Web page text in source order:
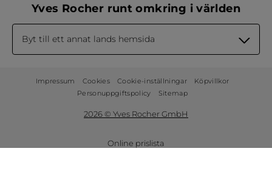
Yves Rocher runt omkring i världen
Byt till ett annat lands hemsida
Impressum Cookies Cookie-inställningar
Köpvillkor
Personuppgiftspolicy
Sitemap
2026 © Yves Rocher GmbH
Online prislista